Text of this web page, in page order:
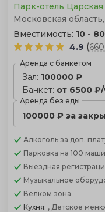
Парк-отель Царская
Московская
Вместимость: 10 -
4.9 (
Аренда с банкетом
Зал: 100000 ₽
Банкет: от 6500
Аренда без еды
100000 ₽ за
Алкоголь за доп.
Парковка на 100
Выездная
Музыкальное
Велком зона
Кухня: , Детское меню